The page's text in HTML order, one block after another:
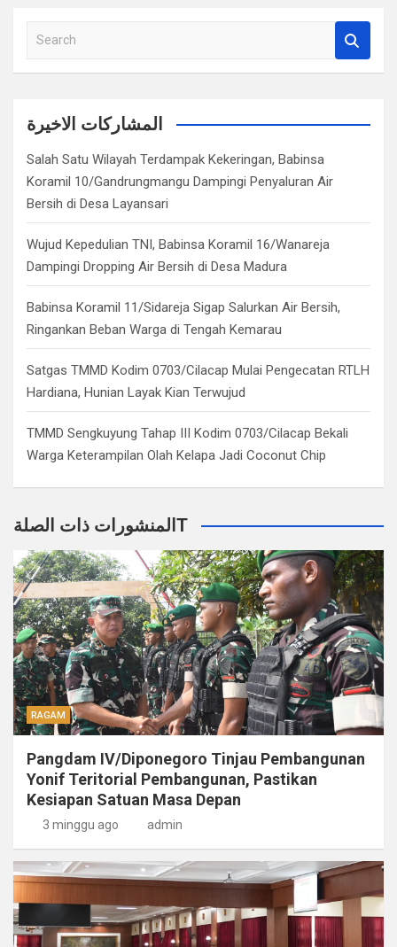
a
c
المشاركات الاخيرة
Salah Satu Wilayah Terdampak Kekeringan, Babinsa
Koramil 10/Gandrungmangu Dampingi Penyaluran Air
Bersih di Desa Layansari
Wujud Kepedulian TNI, Babinsa Koramil 16/Wanareja
Dampingi Dropping Air Bersih di Desa Madura
Babinsa Koramil 11/Sidareja Sigap Salurkan Air Bersih,
Ringankan Beban Warga di Tengah Kemarau
Satgas TMMD Kodim 0703/Cilacap Mulai Pengecatan RTLH
Hardiana, Hunian Layak Kian Terwujud
TMMD Sengkuyung Tahap III Kodim 0703/Cilacap Bekali
Warga Keterampilan Olah Kelapa Jadi Coconut Chip
المنشورات ذات الصلةT
RAGAM
Pangdam IV/Diponegoro Tinjau Pembangunan
Yonif Teritorial Pembangunan, Pastikan
Kesiapan Satuan Masa Depan
3 minggu ago admin